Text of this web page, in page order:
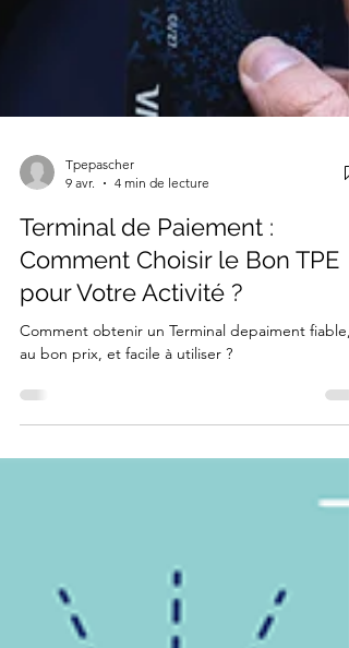
9 avr.
4 min de lecture
Terminal de Paiement :
Comment Choisir le Bon TPE
pour Votre Activité ?
au bon prix, et facile à utiliser ?